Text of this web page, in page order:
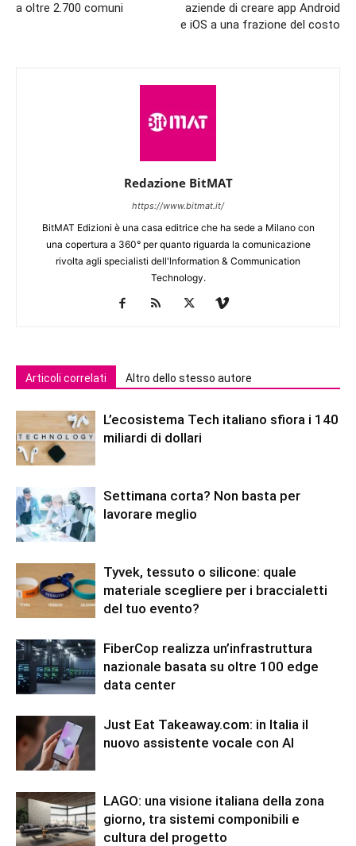
a oltre 2.700 comuni
aziende di creare app Android
e iOS a una frazione del costo
Redazione BitMAT
https://www.bitmat.it/
BitMAT Edizioni è una casa editrice che ha sede a Milano con
una copertura a 360° per quanto riguarda la comunicazione
rivolta agli specialisti dell'lnformation & Communication
Technology.
Articoli correlati Altro dello stesso autore
L’ecosistema Tech italiano sfiora i 140
miliardi di dollari
Settimana corta? Non basta per
lavorare meglio
Tyvek, tessuto o silicone: quale
materiale scegliere per i braccialetti
del tuo evento?
FiberCop realizza un’infrastruttura
nazionale basata su oltre 100 edge
data center
Just Eat Takeaway.com: in Italia il
nuovo assistente vocale con AI
LAGO: una visione italiana della zona
giorno, tra sistemi componibili e
cultura del progetto